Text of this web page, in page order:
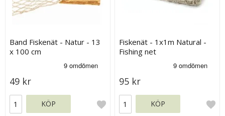
Band Fiskenät - Natur - 13
x 100 cm
49 kr
KÖP
Fiskenät - 1x1m Natural -
Fishing net
95 kr
KÖP